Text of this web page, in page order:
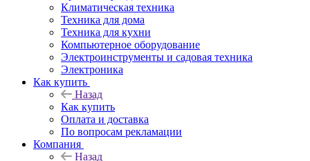
Климатическая техника
Техника для дома
Техника для кухни
Компьютерное оборудование
Электроинструменты и садовая техника
Электроника
Как купить
Назад
Как купить
Оплата и доставка
По вопросам рекламации
Компания
Назад